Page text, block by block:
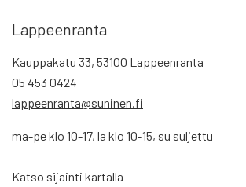
Lappeenranta
Kauppakatu 33, 53100 Lappeenranta
05 453 0424
lappeenranta@suninen.fi
ma-pe klo 10-17, la klo 10-15, su suljettu
Katso sijainti kartalla